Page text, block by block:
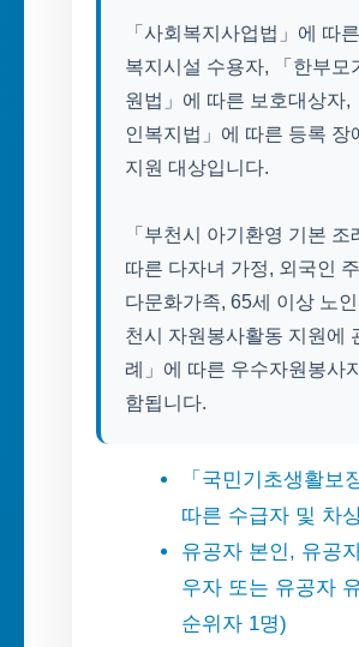
「사회복지사업법」에 따
복지시설 수용자, 「한부모
원법」에 따른 보호대상자,
인복지법」에 따른 등록 장
지원 대상입니다.
「부천시 아기환영 기본 조
따른 다자녀 가정, 외국인
다문화가족, 65세 이상 노
천시 자원봉사활동 지원에
례」에 따른 우수자원봉사
함됩니다.
「국민기초생활보
따른 수급자 및 차
유공자 본인, 유공
우자 또는 유공자
순위자 1명)